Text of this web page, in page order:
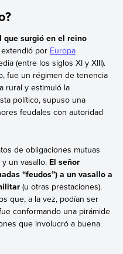
que surgió en el reino
por Europa
(entre los siglos XI y XIII).
fue un régimen de tenencia
rural y estimuló la
político, supuso una
feudales con autoridad
de obligaciones mutuas
un vasallo. El señor
“feudos”) a un vasallo a
(u otras prestaciones).
que, a la vez, podían ser
conformando una pirámide
que involucró a buena